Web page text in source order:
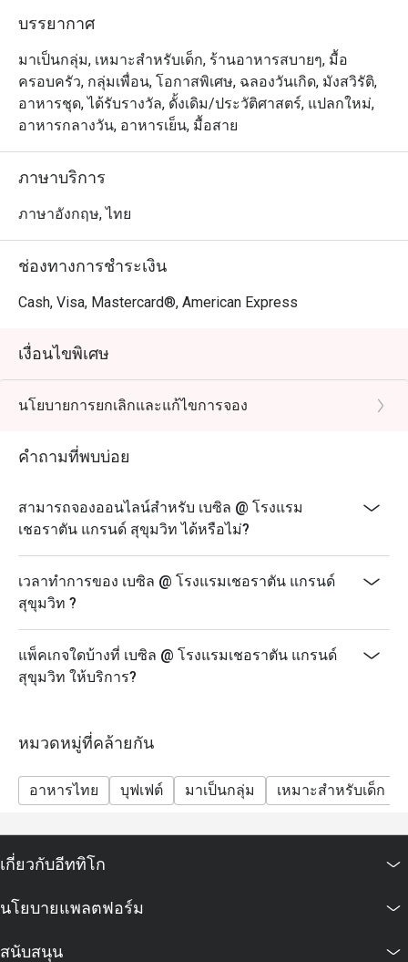
ไป
ความประทับใจ.
บรรยากาศ
มาเป็นกลุ่ม, เหมาะสำหรับเด็ก, ร้านอาหารสบายๆ, มื้อ
ครอบครัว, กลุ่มเพื่อน, โอกาสพิเศษ, ฉลองวันเกิด, มังสวิรัติ,
อาหารชุด, ได้รับรางวัล, ดั้งเดิม/ประวัติศาสตร์, แปลกใหม่,
อาหารกลางวัน, อาหารเย็น, มื้อสาย
ภาษาบริการ
ภาษาอังกฤษ, ไทย
ช่องทางการชำระเงิน
Cash, Visa, Mastercard®, American Express
เงื่อนไขพิเศษ
นโยบายการยกเลิกและแก้ไขการจอง
คำถามที่พบบ่อย
สามารถจองออนไลน์สำหรับ เบซิล @ โรงแรม
เชอราตัน แกรนด์ สุขุมวิท ได้หรือไม่?
เวลาทำการของ เบซิล @ โรงแรมเชอราตัน แกรนด์
สุขุมวิท ?
แพ็คเกจใดบ้างที่ เบซิล @ โรงแรมเชอราตัน แกรนด์
สุขุมวิท ให้บริการ?
หมวดหมู่ที่คล้ายกัน
อาหารไทย บุฟเฟต์ มาเป็นกลุ่ม เหมาะสำหรับเด็ก
เกี่ยวกับอีททิโก
นโยบายแพลตฟอร์ม
สนับสนุน